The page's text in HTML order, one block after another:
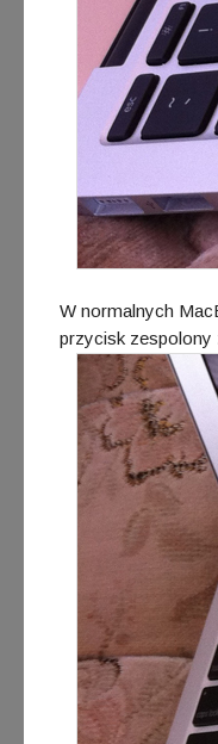
W normalnych
przycisk zespolony